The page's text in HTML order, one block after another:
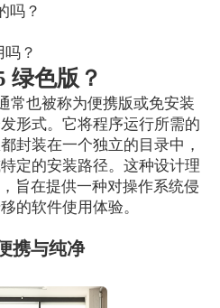
吗？
？
绿色版？
常也被称为便携版或免安装
形式。它将程序运行所需的
封装在一个独立的目录中，
定的安装路径。这种设计理
旨在提供一种对操作系统侵
的软件使用体验。
携与纯净